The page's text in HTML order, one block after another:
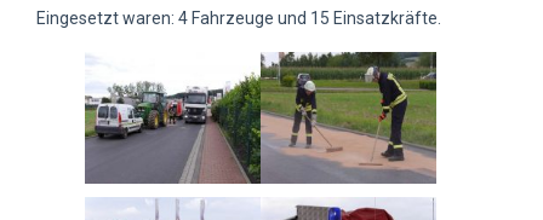
Eingesetzt waren: 4 Fahrzeuge und 15 Einsatzkräfte.